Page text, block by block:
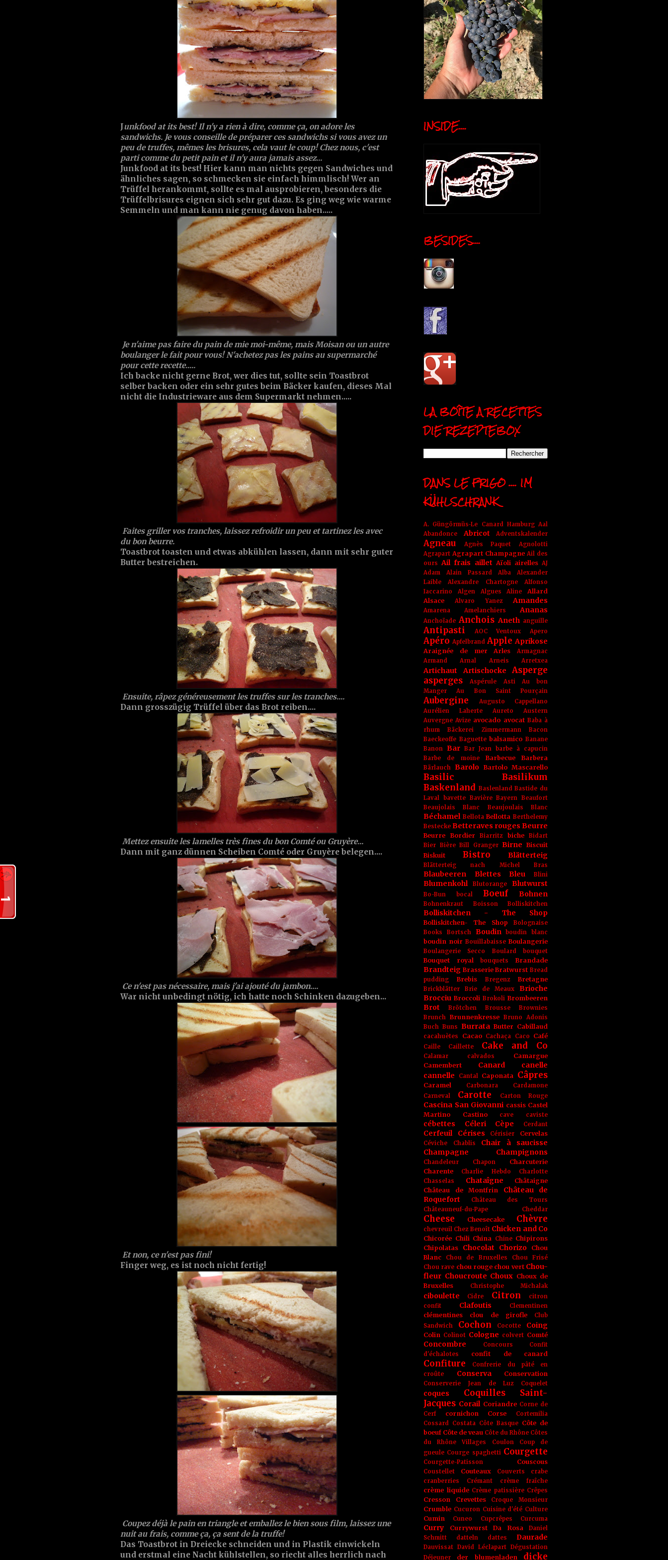
Junkfood at its best! Il n'y a rien à dire, comme ça, on adore les
sandwichs. Je vous conseille de préparer ces sandwichs si vous avez un
peu de truffes, mêmes les brisures, cela vaut le coup! Chez nous, c'est
parti comme du petit pain et il n'y aura jamais assez...
Junkfood at its best! Hier kann man nichts gegen Sandwiches und
ähnliches sagen, so schmecken sie einfach himmlisch! Wer an
Trüffel herankommt, sollte es mal ausprobieren, besonders die
Trüffelbrisures eignen sich sehr gut dazu. Es ging weg wie warme
Semmeln und man kann nie genug davon haben.....
Je n'aime pas faire du pain de mie moi-même, mais Moisan ou un autre
boulanger le fait pour vous! N'achetez pas les pains au supermarché
pour cette recette.....
Ich backe nicht gerne Brot, wer dies tut, sollte sein Toastbrot
selber backen oder ein sehr gutes beim Bäcker kaufen, dieses Mal
nicht die Industrieware aus dem Supermarkt nehmen.....
Faites griller vos tranches, laissez refroidir un peu et tartinez les avec
du bon beurre.
Toastbrot toasten und etwas abkühlen lassen, dann mit sehr guter
Butter bestreichen.
Ensuite, râpez généreusement les truffes sur les tranches....
Dann grosszügig Trüffel über das Brot reiben....
Mettez ensuite les lamelles très fines du bon Comté ou Gruyère...
Dann mit ganz dünnen Scheiben Comté oder Gruyère belegen....
Ce n'est pas nécessaire, mais j'ai ajouté du jambon....
War nicht unbedingt nötig, ich hatte noch Schinken dazugeben...
Et non, ce n'est pas fini!
Finger weg, es ist noch nicht fertig!
Coupez déjà le pain en triangle et emballez le bien sous film, laissez une
nuit au frais, comme ça, ça sent de la truffe!
Das Toastbrot in Dreiecke schneiden und in Plastik einwickeln
und erstmal eine Nacht kühlstellen, so riecht alles herrlich nach
INSIDE....
BESIDES....
LA BOÎTE A RECETTES
DIE REZEPTEBOX
DANS LE FRIGO .... IM
KÜHLSCHRANK
A. Güngörmüs-Le Canard Hamburg Aal
Abandonce
Abricot Adventskalender
Agneau Agnès Paquet
Agnolotti
Agrapart Agrapart Champagne Ail des
ours Ail frais aillet Aïoli airelles AJ
Adam
Alain Passard Alba
Alexander
Laible
Alexandre Chartogne
Alfonso
Iaccarino
Algen Algues Aline
Allard
Alsace
Alvaro Yanez Amandes
Amarena Amelanchiers Ananas
Anchoïade Anchois Aneth anguille
Antipasti AOC Ventoux Apero
Apéro Apfelbrand Apple Aprikose
Araignée de mer Arles
Armagnac
Armand Arnal
Arneis Arretxea
Artichaut Artischocke
Asperge
asperges
Aspérule Asti
Au bon
Manger
Au Bon Saint Pourçain
Aubergine
Augusto Cappellano
Aurélien Laherte
Aureto
Austern
Auvergne Avize avocado avocat Baba à
rhum
Bäckerei Zimmermann
Bacon
Baeckeoffe Baguette balsamico Banane
Banon Bar Bar Jean
barbe à capucin
Barbe de moine
Barbecue Barbera
Bärlauch Barolo Bartolo Mascarello
Basilic
Basilikum
Baskenland Baslenland Bastide du
Laval
bavette Bavière Bayern Beaufort
Beaujolais Blanc
Beaujoulais Blanc
Béchamel Bellota Bellotta Berthelemy
Bestecke Betteraves rouges Beurre
Beurre Bordier Biarritz biche
Bidart
Bier Bière Bill Granger Birne
Biscuit
Biskuit
Bistro Blätterteig
Blätterteig nach Michel Bras
Blaubeeren Blettes Bleu Blini
Blumenkohl Blutorange Blutwurst
Bo-Bun bocal Boeuf Bohnen
Bohnenkraut Boisson Bolliskitchen
Bolliskitchen - The Shop
Bolliskitchen- The Shop
Bolognaise
Books
Bortsch Boudin boudin blanc
boudin noir Bouillabaisse Boulangerie
Boulangerie Secco Boulard bouquet
Bouquet royal bouquets Brandade
Brandteig Brasserie Bratwurst Bread
pudding
Brebis Bregenz Bretagne
Brickblätter Brie de Meaux
Brioche
Brocciu Broccoli Brokoli Brombeeren
Brot Brötchen Brousse
Brownies
Brunch Brunnenkresse Bruno Adonis
Buch Buns Burrata Butter Cabillaud
cacahuètes Cacao Cachaça Caco Café
Caille Caillette Cake and Co
Calamar calvados
Camargue
Camembert
Canard
canelle
cannelle
Cantal Caponata Câpres
Caramel Carbonara
Cardamone
Carneval
Carotte Carton Rouge
Cascina San Giovanni cassis Castel
Martino
Castino cave caviste
cébettes Céleri Cèpe Cerdant
Cerfeuil Cérises Cérisier Cervelas
Céviche Chablis
Chair à saucisse
Champagne
Champignons
Chandeleur Chapon
Charcuterie
Charente
Charlie Hebdo
Charlotte
Chasselas
Chataîgne
Châtaigne
Château de Montfrin
Château de
Roquefort
Château des Tours
Châteauneuf-du-Pape
Cheddar
Cheese Cheesecake Chèvre
chevreuil Chez Benoît Chicken and Co
Chicorée Chili China Chine Chipirons
Chipolatas
Chocolat Chorizo
Chou
Blanc
Chou de Bruxelles
Chou Frisé
Chou rave chou rouge chou vert Chou-
fleur Choucroute Choux Choux de
Bruxelles
Christophe Michalak
ciboulette Cidre Citron
citron
confit
Clafoutis Clementinen
clémentines clou de girofle
Club
Sandwich
Cochon Cocotte Coing
Colin Colinot Cologne colvert Comté
Concombre Concours
Confit
d'échalotes
confit de canard
Confiture
Confrerie du pâté en
croûte
Conserva Conservation
Conserverie Jean de Luz Coquelet
coques
Coquilles Saint-
Jacques Corail Coriandre Corne de
Cerf
cornichon Corse
Cortemilia
Cossard Costata Côte Basque Côte de
boeuf Côte de veau Côte du Rhône Côtes
du Rhône Villages
Coulon
Coup de
gueule Courge spaghetti Courgette
Courgette-Patisson Couscous
Coustellet Couteaux Couverts
crabe
cranberries
Crémant crème fraîche
crème liquide Crème patissière Crêpes
Cresson Crevettes Croque Monsieur
Crumble Cucuron Cuisine d'été Culture
Cumin Cuneo Cupcrêpes Curcuma
Curry Currywurst Da Rosa
Daniel
Schmitt
datteln dattes Daurade
Dauvissat David Léclapart Dégustation
Déjeuner
der blumenladen dicke